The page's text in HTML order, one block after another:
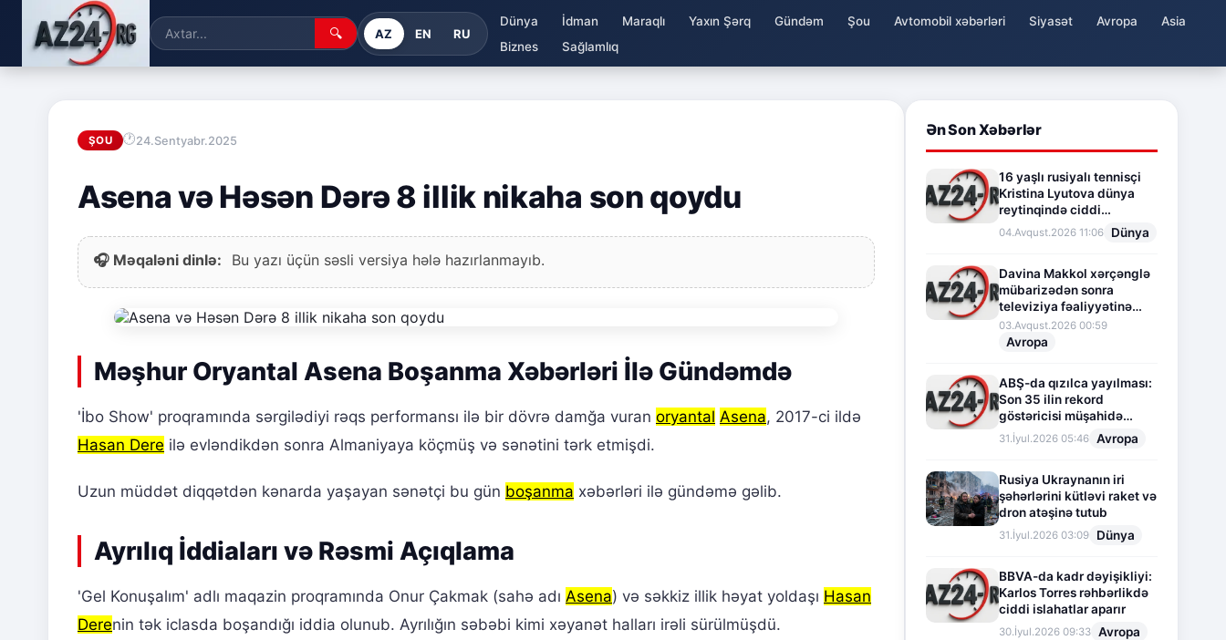
🔍 AZ EN RU
Dünya İdman Maraqlı Yaxın Şərq Gündəm Şou Avtomobil xəbərləri Siyasət Avropa
Asia
Biznes
Sağlamlıq
ŞOU 24.Sentyabr.2025
Asena və Həsən Dərə 8 illik nikaha son qoydu
🎧 Məqaləni dinlə: Bu yazı üçün səsli versiya hələ hazırlanmayıb.
Məşhur Oryantal Asena Boşanma Xəbərləri İlə Gündəmdə
'İbo Show' proqramında sərgilədiyi rəqs performansı ilə bir dövrə damğa vuran oryantal Asena, 2017-ci ildə
Hasan Dere ilə evləndikdən sonra Almaniyaya köçmüş və sənətini tərk etmişdi.
Uzun müddət diqqətdən kənarda yaşayan sənətçi bu gün boşanma xəbərləri ilə gündəmə gəlib.
Ayrılıq İddiaları və Rəsmi Açıqlama
'Gel Konuşalım' adlı maqazin proqramında Onur Çakmak (sahə adı Asena) və səkkiz illik həyat yoldaşı Hasan
Derenin tək iclasda boşandığı iddia olunub. Ayrılığın səbəbi kimi xəyanət halları irəli sürülmüşdü.
Ən Son Xəbərlər
16 yaşlı rusiyalı tennisçi
Kristina Lyutova dünya
reytinqində ciddi
irəliləyişə imza atdı
04.Avqust.2026 11:06 Dünya
Davina Makkol xərçənglə
mübarizədən sonra
televiziya fəaliyyətinə
fasilə verir
03.Avqust.2026 00:59
Avropa
ABŞ-da qızılca yayılması:
Son 35 ilin rekord
göstəricisi müşahidə
olunur
31.İyul.2026 05:46 Avropa
Rusiya Ukraynanın iri
şəhərlərini kütləvi raket və
dron atəşinə tutub
31.İyul.2026 03:09 Dünya
BBVA-da kadr dəyişikliyi:
Karlos Torres rəhbərlikdə
ciddi islahatlar aparır
30.İyul.2026 09:33 Avropa